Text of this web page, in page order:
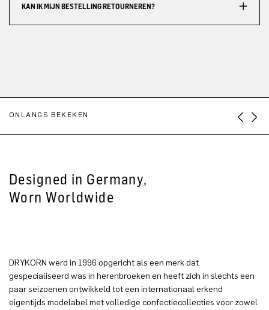
KAN IK MIJN BESTELLING RETOURNEREN?
ONLANGS BEKEKEN
Designed in Germany,
Worn Worldwide
DRYKORN werd in 1996 opgericht als een merk dat
gespecialiseerd was in herenbroeken en heeft zich in slechts een
paar seizoenen ontwikkeld tot een internationaal erkend
eigentijds modelabel met volledige confectiecollecties voor zowel